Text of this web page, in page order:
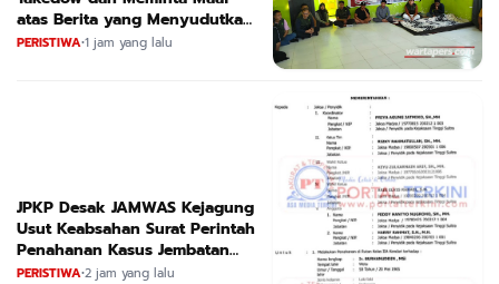
atas Berita yang Menyudutkan
APL
PERISTIWA•1 jam yang lalu
JPKP Desak JAMWAS Kejagung
Usut Keabsahan Surat Perintah
Penahanan Kasus Jembatan
CIRAUCI II
PERISTIWA•2 jam yang lalu